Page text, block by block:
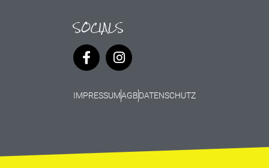
SOCIALS
IMPRESSUMAGBDATENSCHUTZ